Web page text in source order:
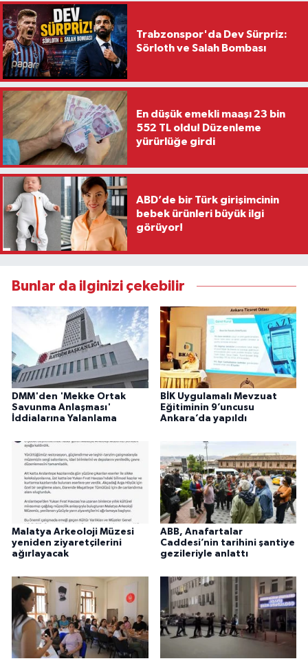
Trabzonspor'da Dev Sürpriz:
Sörloth ve Salah Bombası
En düşük emekli maaşı 23 bin
552 TL oldu! Düzenleme
yürürlüğe girdi
ABD’de bir Türk girişimcinin
bebek ürünleri büyük ilgi
görüyor!
Bunlar da ilginizi çekebilir
DMM'den 'Mekke Ortak
Savunma Anlaşması'
İddialarına Yalanlama
BİK Uygulamalı Mevzuat
Eğitiminin 9’uncusu
Ankara’da yapıldı
Malatya Arkeoloji Müzesi
yeniden ziyaretçilerini
ağırlayacak
ABB, Anafartalar
Caddesi’nin tarihini şantiye
gezileriyle anlattı